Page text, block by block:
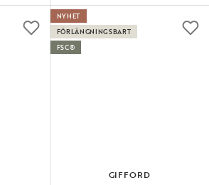
GIFFORD
NYHET
FÖRLÄNGNINGSBART
FSC®